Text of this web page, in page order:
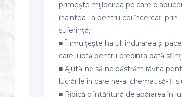
primește mijlocirea pe care o
înaintea Ta pentru cei încercați prin
suferință;
■ Înmulțește harul, îndurarea și
care luptă pentru credința dată
■ Ajută-ne să ne păstrăm râvna
lucrările în care ne-ai chemat să-Ți
■ Ridică o întăritură de apărarea în